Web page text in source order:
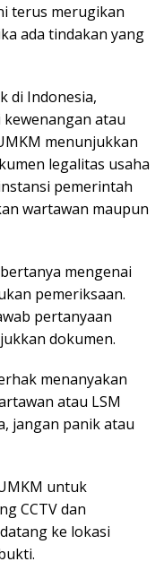
terus merugikan
ada tindakan yang
di Indonesia,
atau
menunjukkan
legalitas usaha
pemerintah
wartawan maupun
mengenai
pemeriksaan.
pertanyaan
dokumen.
menanyakan
atau LSM
jangan panik atau
untuk
CCTV dan
ke lokasi